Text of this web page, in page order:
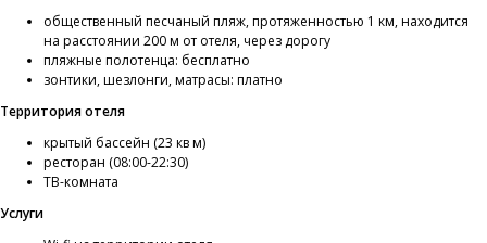
общественный песчаный пляж, протяженностью 1 км, находится
на расстоянии 200 м от отеля, через дорогу
пляжные полотенца: бесплатно
зонтики, шезлонги, матрасы: платно
Территория отеля
крытый бассейн (23 кв м)
ресторан (08:00-22:30)
ТВ-комната
Услуги